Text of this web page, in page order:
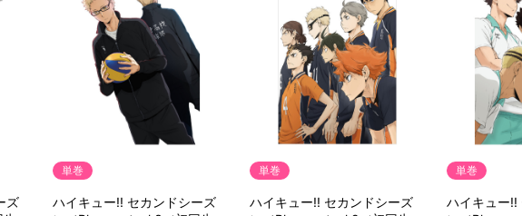
ズ
単巻
ハイキュー!! セカンドシーズ
単巻
ハイキュー!! セカンドシーズ
単巻
ハイキュー!!